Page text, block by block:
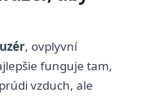
, ovplyvní
funguje tam,
vzduch, ale